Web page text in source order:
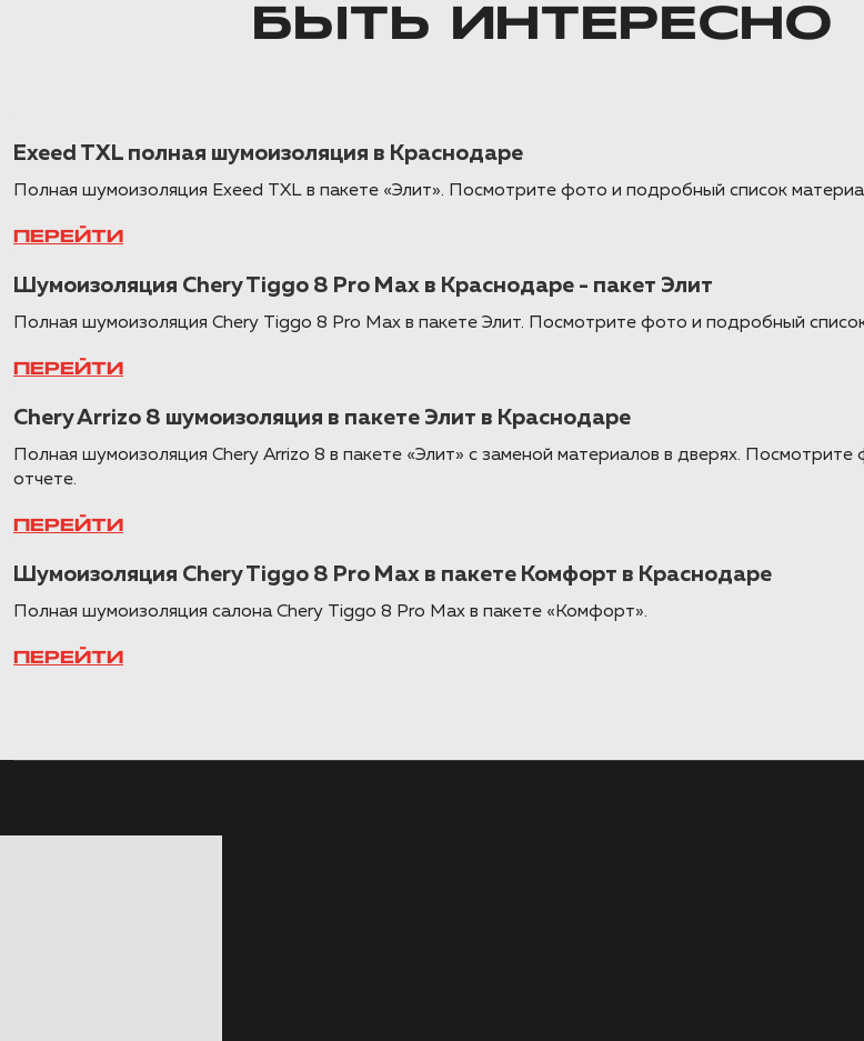
БЫТЬ ИНТЕРЕСНО
Exeed TXL полная шумоизоляция в Краснодаре
Полная шумоизоляция Exeed TXL в пакете «Элит». Посмотрите фото и подробный список
ПЕРЕЙТИ
Шумоизоляция Chery Tiggo 8 Pro Max в Краснодаре - пакет Элит
Полная шумоизоляция Chery Tiggo 8 Pro Max в пакете Элит. Посмотрите фото и подробный
ПЕРЕЙТИ
Chery Arrizo 8 шумоизоляция в пакете Элит в Краснодаре
Полная шумоизоляция Chery Arrizo 8 в пакете «Элит» с заменой материалов в дверях.
отчете.
ПЕРЕЙТИ
Шумоизоляция Chery Tiggo 8 Pro Max в пакете Комфорт в Краснодаре
Полная шумоизоляция салона Chery Tiggo 8 Pro Max в пакете «Комфорт».
ПЕРЕЙТИ